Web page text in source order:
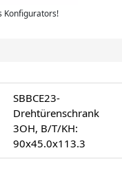
Konfigurators!
SBBCE23-
Drehtürenschrank
3OH, B/T/KH:
90x45.0x113.3